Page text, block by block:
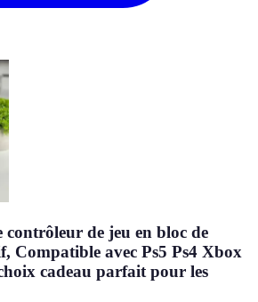
de jeu en bloc de
Compatible avec Ps5 Ps4 Xbox
cadeau parfait pour les